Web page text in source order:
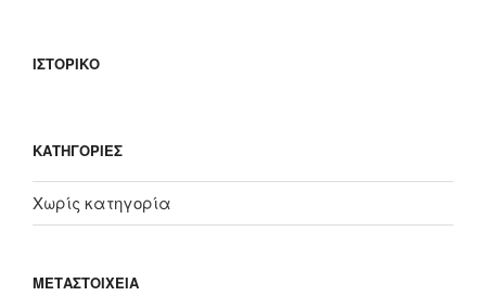
ΙΣΤΟΡΙΚΌ
KΑΤΗΓΟΡΊΕΣ
Χωρίς κατηγορία
ΜΕΤΑΣΤΟΙΧΕΊΑ